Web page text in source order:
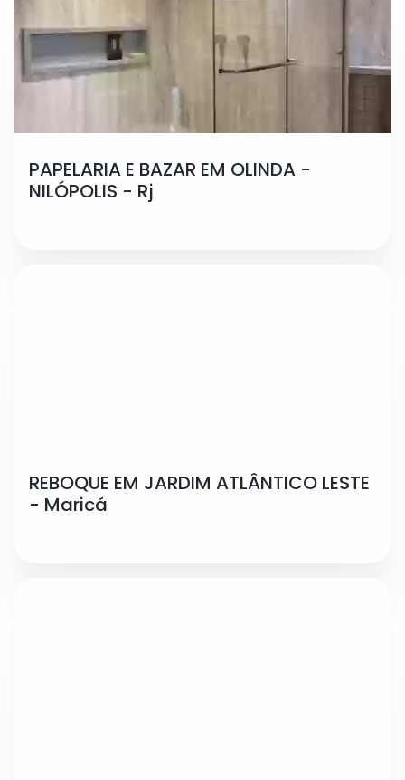
PAPELARIA E BAZAR EM OLINDA -
NILÓPOLIS - Rj
REBOQUE EM JARDIM ATLÂNTICO LESTE
- Maricá